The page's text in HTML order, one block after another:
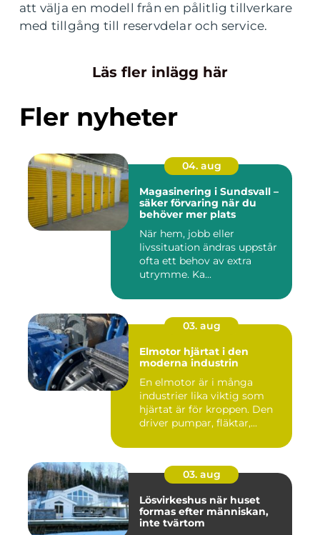
att välja en modell från en pålitlig tillverkare
med tillgång till reservdelar och service.
Läs fler inlägg här
Fler nyheter
04. aug
Magasinering i Sundsvall –
säker förvaring när du
behöver mer plats
När hem, jobb eller
livssituation ändras uppstår
ofta ett behov av extra
utrymme. Ka...
03. aug
Elmotor hjärtat i den
moderna industrin
En elmotor är i många
industrier lika viktig som
hjärtat är för kroppen. Den
driver pumpar, fläktar,...
03. aug
Lösvirkeshus när huset
formas efter människan,
inte tvärtom